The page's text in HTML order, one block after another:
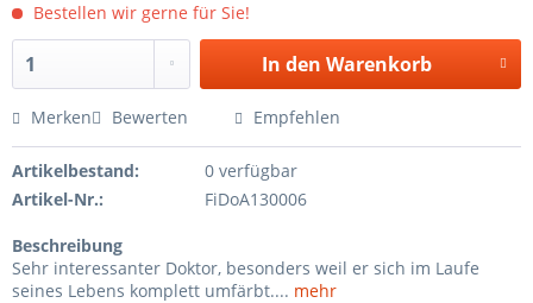
Bestellen wir gerne für Sie!
In den Warenkorb
Merken Bewerten Empfehlen
Artikelbestand:
0 verfügbar
Artikel-Nr.:
FiDoA130006
Beschreibung
Sehr interessanter Doktor, besonders weil er sich im Laufe
seines Lebens komplett umfärbt.... mehr